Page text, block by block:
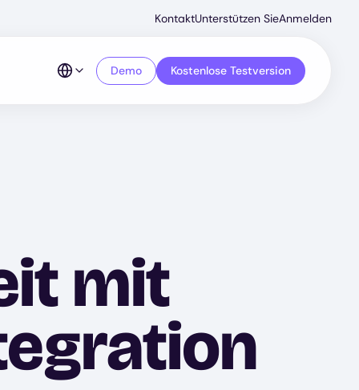
Menu
KontaktUnterstützen SieAnmelden
Demo Kostenlose Testversion
mit